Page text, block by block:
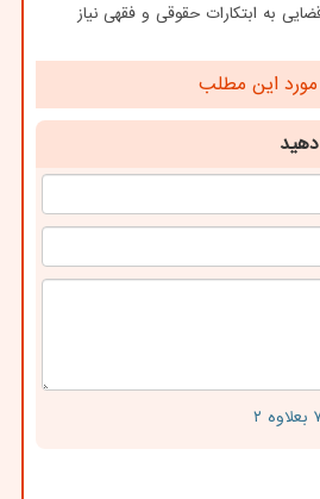
به ابتکارات حقوقی و فقهی نیاز
مورد این مطلب